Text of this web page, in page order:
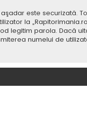
este securizată.
la
legitim parola. Dacă
numelui de